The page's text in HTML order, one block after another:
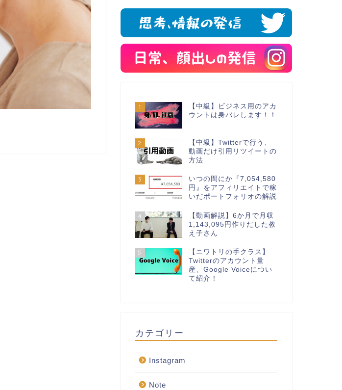
1
【中級】ビジネス用のアカ
ウントは身バレします！！
2
【中級】Twitterで行う、
動画だけ引用リツイートの
方法
3
いつの間にか『7,054,580
円』をアフィリエイトで稼
いだポートフォリオの解説
4
【動画解説】6か月で月収
1,143,095円作りだした教
え子さん
5
【ニワトリの手クラス】
Twitterのアカウント量
産、Google Voiceについ
て紹介！
カテゴリー
Instagram
Note